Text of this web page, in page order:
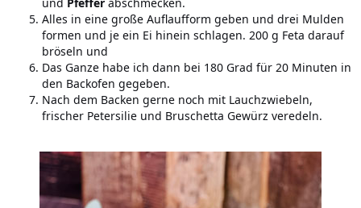
Alles in eine große Auflaufform geben und drei Mulden
formen und je ein Ei hinein schlagen. 200 g Feta darauf
bröseln und
Das Ganze habe ich dann bei 180 Grad für 20 Minuten in
den Backofen gegeben.
Nach dem Backen gerne noch mit Lauchzwiebeln,
frischer Petersilie und Bruschetta Gewürz veredeln.